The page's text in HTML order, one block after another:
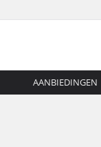
AANBIEDINGEN